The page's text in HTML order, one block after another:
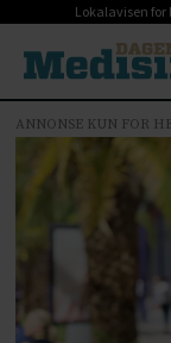
Lokalavisen for
Tag:
anabole
steroider
ANNONSE KUN FOR